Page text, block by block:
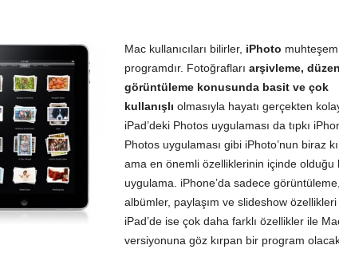
Mac kullanıcıları bilirler, iPhoto
programdır. Fotoğrafları arşivleme,
görüntüleme konusunda basit ve çok
kullanışlı olmasıyla hayatı gerçekten
iPad’deki Photos uygulaması da tıpkı
Photos uygulaması gibi iPhoto’nun biraz
ama en önemli özelliklerinin içinde olduğu
uygulama. iPhone’da sadece görüntüleme,
albümler, paylaşım ve slideshow özellikleri
iPad’de ise çok daha farklı özellikler ile
versiyonuna göz kırpan bir program